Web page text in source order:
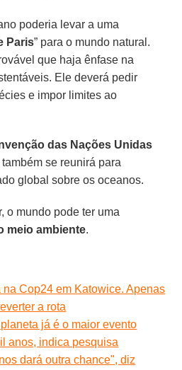
poderia levar a uma
Paris” para o mundo natural.
que haja ênfase na
Ele deverá pedir
e impor limites ao
das Nações Unidas
também se reunirá para
global sobre os oceanos.
o mundo pode ter uma
meio ambiente.
na Cop24 em Katowice. Apenas
a rota
já é o maior evento
anos, indica pesquisa
dará outra chance", diz